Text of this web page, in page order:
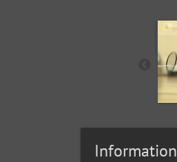
Information